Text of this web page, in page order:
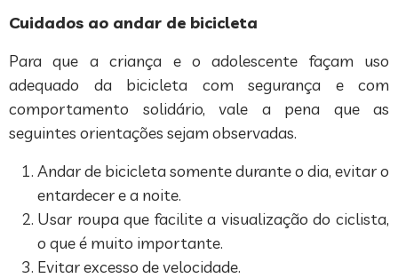
Cuidados ao andar de bicicleta
Para que a criança e o adolescente façam uso
adequado da bicicleta com segurança e com
comportamento solidário, vale a pena que as
seguintes orientações sejam observadas.
Andar de bicicleta somente durante o dia, evitar o
entardecer e a noite.
Usar roupa que facilite a visualização do ciclista,
o que é muito importante.
Evitar excesso de velocidade.